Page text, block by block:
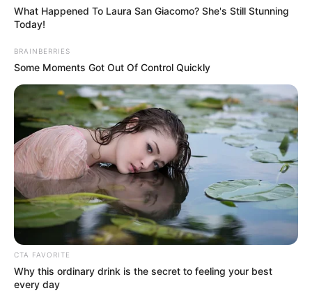
What Happened To Laura San Giacomo? She's Still Stunning
Today!
BRAINBERRIES
Some Moments Got Out Of Control Quickly
CTA FAVORITE
Why this ordinary drink is the secret to feeling your best
every day